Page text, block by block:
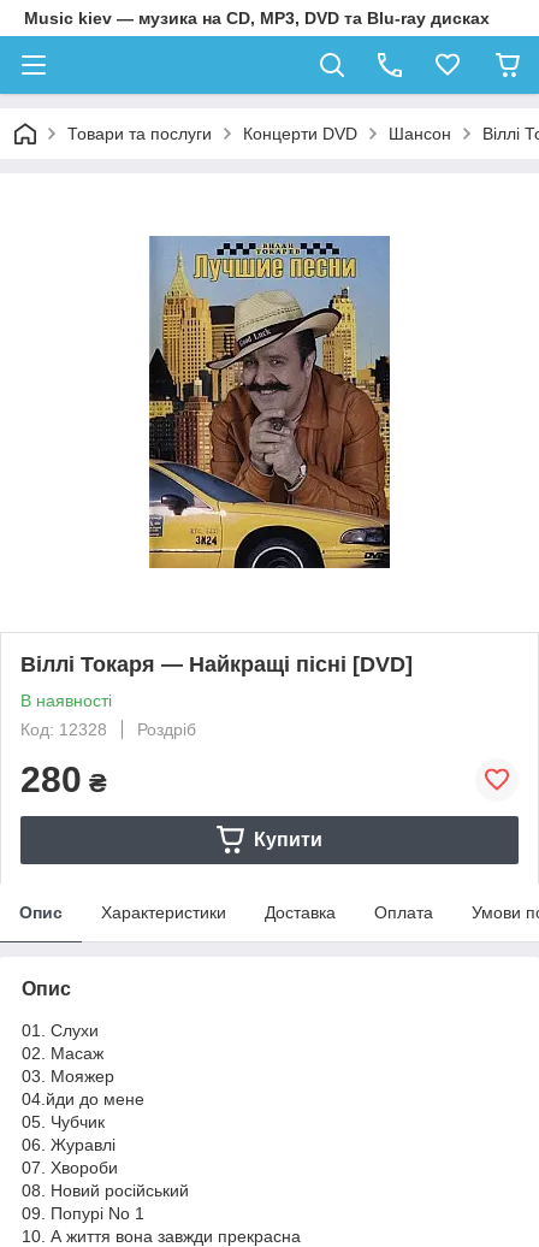
Music kiev — музика на CD, MP3, DVD та Blu-ray дисках
Товари та послуги Концерти DVD Шансон Віллі
Віллі Токаря — Найкращі пісні [DVD]
В наявності
Код: 12328
Роздріб
280 ₴
Купити
Опис Характеристики Доставка Оплата Умови
Опис
01. Слухи
02. Масаж
03. Мояжер
04.йди до мене
05. Чубчик
06. Журавлі
07. Хвороби
08. Новий російський
09. Попурі No 1
10. А життя вона завжди прекрасна